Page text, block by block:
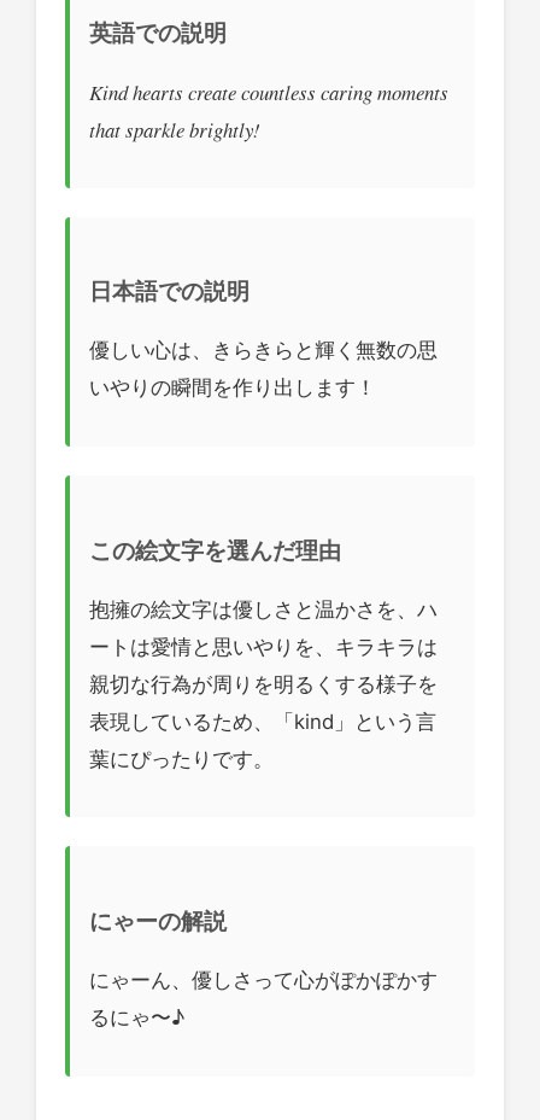
英語での説明
Kind hearts create countless caring moments
that sparkle brightly!
日本語での説明
優しい心は、きらきらと輝く無数の思
いやりの瞬間を作り出します！
この絵文字を選んだ理由
抱擁の絵文字は優しさと温かさを、ハ
ートは愛情と思いやりを、キラキラは
親切な行為が周りを明るくする様子を
表現しているため、「kind」という言
葉にぴったりです。
にゃーの解説
にゃーん、優しさって心がぽかぽかす
るにゃ〜♪